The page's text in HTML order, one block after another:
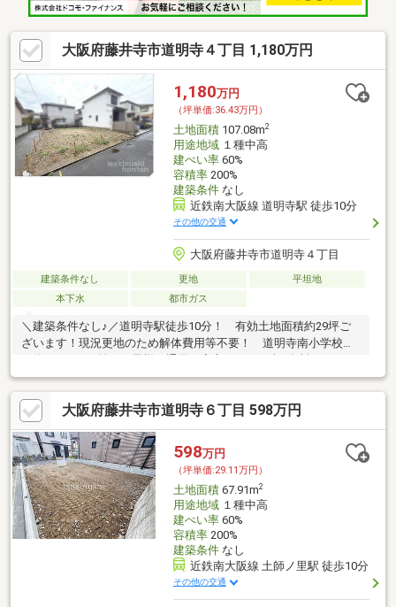
大阪府藤井寺市道明寺４丁目 1,180万円
1,180万円
（坪単価:36.43万円）
土地面積107.08m2
用途地域１種中高
建ぺい率60%
容積率200%
建築条件なし
近鉄南大阪線 道明寺駅 徒歩10分
その他の交通
大阪府藤井寺市道明寺４丁目
建築条件なし 更地
平坦地
本下水
都市ガス
＼建築条件なし♪／道明寺駅徒歩10分！ 有効土地面積約29坪ご
ざいます！現況更地のため解体費用等不要！ 道明寺南小学校ま
いという方も大歓迎
大阪府藤井寺市道明寺６丁目 598万円
598万円
（坪単価:29.11万円）
土地面積67.91m2
用途地域１種中高
建ぺい率60%
容積率200%
建築条件なし
近鉄南大阪線 土師ノ里駅 徒歩10分
その他の交通